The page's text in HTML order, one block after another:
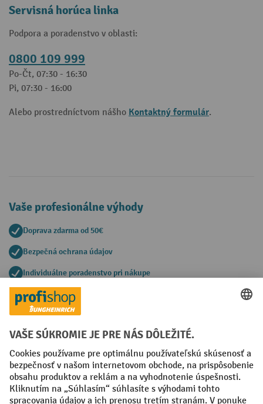
Servisná horúca linka
Podpora a poradenstvo v oblasti:
0800 109 999
Po-Čt, 07:30 - 16:30
Pi, 07:30 - 16:00
Alebo prostredníctvom nášho Kontaktný formulár.
Vaše profesionálne výhody
Doprava zdarma od 50€
Bezpečná ochrana údajov
Individuálne poradenstvo pri nákupe
Spôsoby platby
Faktúra Predplatba